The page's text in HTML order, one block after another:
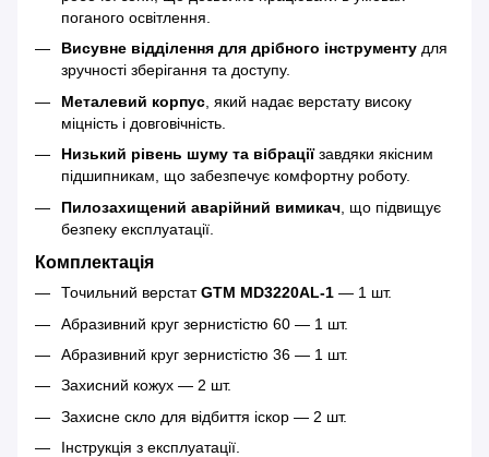
поганого освітлення.
Висувне відділення для дрібного інструменту для
зручності зберігання та доступу.
Металевий корпус , який надає верстату високу
міцність і довговічність.
Низький рівень шуму та вібраціїзавдяки якісним
підшипникам, що забезпечує комфортну роботу.
Пилозахищений аварійний вимикач , що підвищує
безпеку експлуатації.
Комплектація
Точильний верстатGTM MD3220AL-1 — 1 шт.
Абразивний круг зернистістю 60 — 1 шт.
Абразивний круг зернистістю 36 — 1 шт.
Захисний кожух — 2 шт.
Захисне скло для відбиття іскор — 2 шт.
Інструкція з експлуатації.